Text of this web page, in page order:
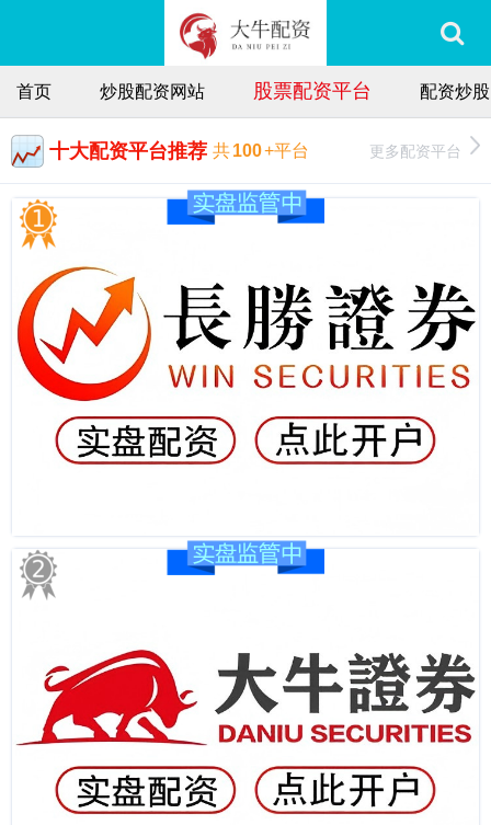
首页 炒股配资网站 股票配资平台 配资炒股
十大配资平台推荐 共100+平台 更多配资平台